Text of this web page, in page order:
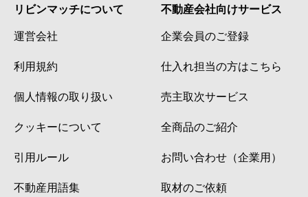
リビンマッチについて
運営会社
利用規約
個人情報の取り扱い
クッキーについて
引用ルール
不動産用語集
不動産会社向けサービス
企業会員のご登録
仕入れ担当の方はこちら
売主取次サービス
全商品のご紹介
お問い合わせ（企業用）
取材のご依頼